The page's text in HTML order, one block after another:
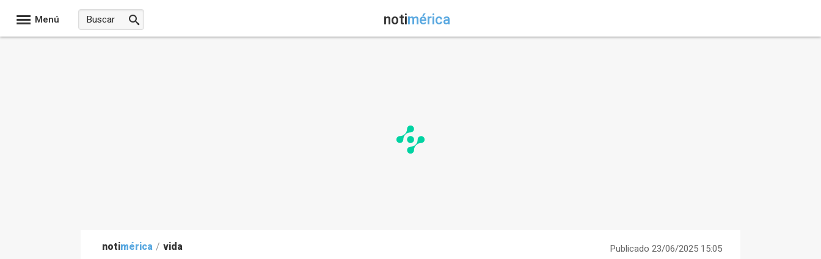
Menú notimérica
notimérica / vida Publicado 23/06/2025 15:05